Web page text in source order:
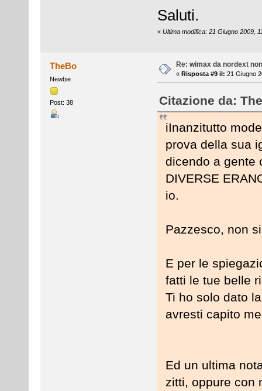
Saluti.
« Ultima modifica: 21 Giugno 2009,
TheBo
Newbie
Post: 38
Re: wimax da nordext
« Risposta #9 il: 21 Giugno
Citazione da:
iInanzitutto
prova della sua
dicendo a gente
DIVERSE
io.
Pazzesco, non
E per le
fatti le tue belle
Ti ho solo dato
avresti capito
Ed un ultima
zitti, oppure con